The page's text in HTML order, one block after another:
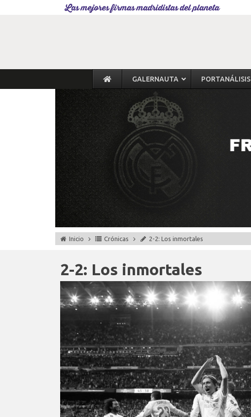
Las mejores firmas madridistas del planeta
GALERNAUTA PORTANÁLISIS
Inicio Crónicas 2-2: Los inmortales
2-2: Los inmortales